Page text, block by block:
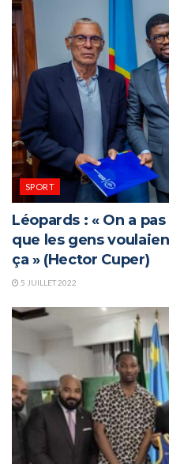
SPORT
Léopards : « On a
que les gens
ça » (Hector Cuper)
5 JUILLET 2022